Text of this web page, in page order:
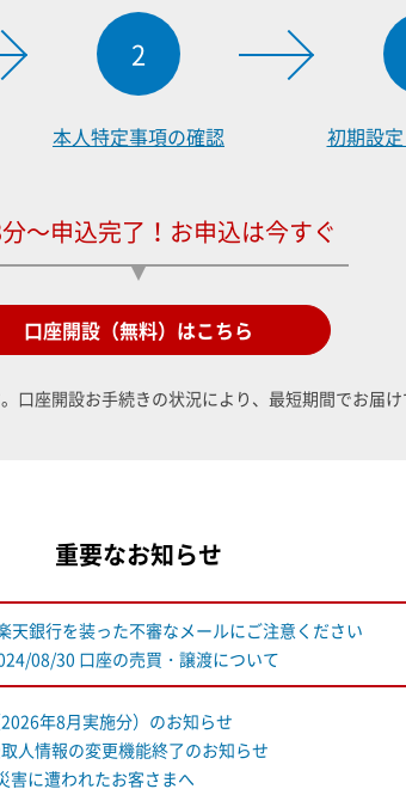
2
本人特定事項の確認 初期設
～申込完了！お申込は今すぐ
口座開設（無料）はこちら
口座開設お手続きの状況により、最短期間でお届
重要なお知らせ
天銀行を装った不審なメールにご注意ください
08/30 口座の売買・譲渡について
年8月実施分）のお知らせ
人情報の変更機能終了のお知らせ
害に遭われたお客さまへ